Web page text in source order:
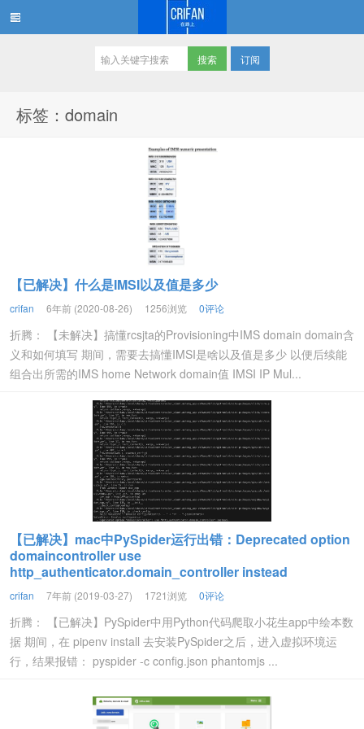
订阅
标签：domain
【已解决】什么是IMSI以及值是多少
crifan 6年前 (2020-08-26) 1256浏览 0评论
折腾： 【未解决】搞懂rcsjta的Provisioning中IMS domain domain含
义和如何填写 期间，需要去搞懂IMSI是啥以及值是多少 以便后续能
组合出所需的IMS home Network domain值 IMSI IP Mul...
【已解决】mac中PySpider运行出错：Deprecated option
domaincontroller use
http_authenticator.domain_controller instead
crifan 7年前 (2019-03-27) 1721浏览 0评论
折腾： 【已解决】PySpider中用Python代码爬取小花生app中绘本数
据 期间，在 pipenv install 去安装PySpider之后，进入虚拟环境运
行，结果报错： pyspider -c config.json phantomjs ...